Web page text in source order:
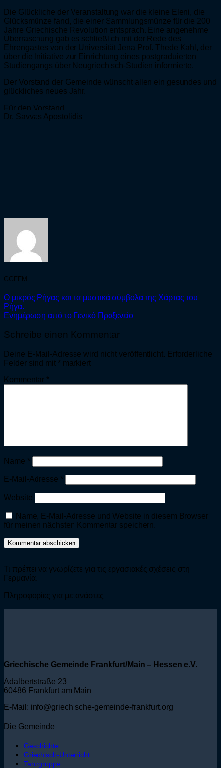
Die Glückliche der Veranstaltung war die kleine Eleni, die
Glücksmünze fand, die einer Sammlungsmünze für die 200
Jahre Griechische Revolution entsprach. Eine angenehme
Überraschung gab es schließlich mit der Rede des
Ehrengastes von der Universität Jena Prof. Thede Kahl, der
über die Initiative zur Einrichtung eines postgraduierten
Studiengangs über Neugriechisch-Studien informierte.
Der Vorstand der Gemeinde wünscht allen ein gesundes und
glückliches neues Jahr.
Für den Vorstand
Dr. Savvas Apostolidis
GGFFM
Ο μικρός Ρήγας και τα μυστικά σύμβολα της Χάρτας του
Ρήγα.
Ενημέρωση από το Γενικό Προξενείο
Schreibe einen Kommentar
Deine E-Mail-Adresse wird nicht veröffentlicht. Erforderliche
Felder sind mit * markiert
Kommentar *
Name *
E-Mail-Adresse *
Website
Name, E-Mail-Adresse und Website in diesem Browser
für meinen nächsten Kommentar speichern.
Τι πρέπει να γνωρίζετε για τις εργασιακές σχέσεις στη
Γερμανία.
Πληροφορίες για μετανάστες
Griechische Gemeinde Frankfurt/Main – Hessen e.V.
Adalbertstraße 23
60486 Frankfurt am Main
E-Mail: info@griechische-gemeinde-frankfurt.org
Die Gemeinde
Geschichte
Griechisch-Unterricht
Tanzgruppe